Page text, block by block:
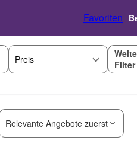
Favoriten
Preis
Filter
Relevante Angebote zuerst